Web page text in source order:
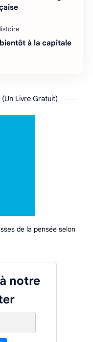
à la capitale
Livre Gratuit)
de la pensée selon
notre